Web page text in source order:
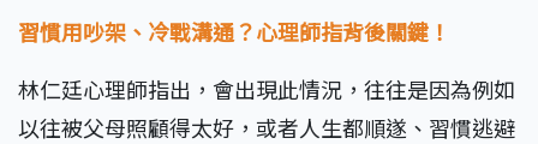
習慣用吵架、冷戰溝通？心理師指背後關鍵！
林仁廷心理師指出，會出現此情況，往往是因為例如
以往被父母照顧得太好，或者人生都順遂、習慣逃避